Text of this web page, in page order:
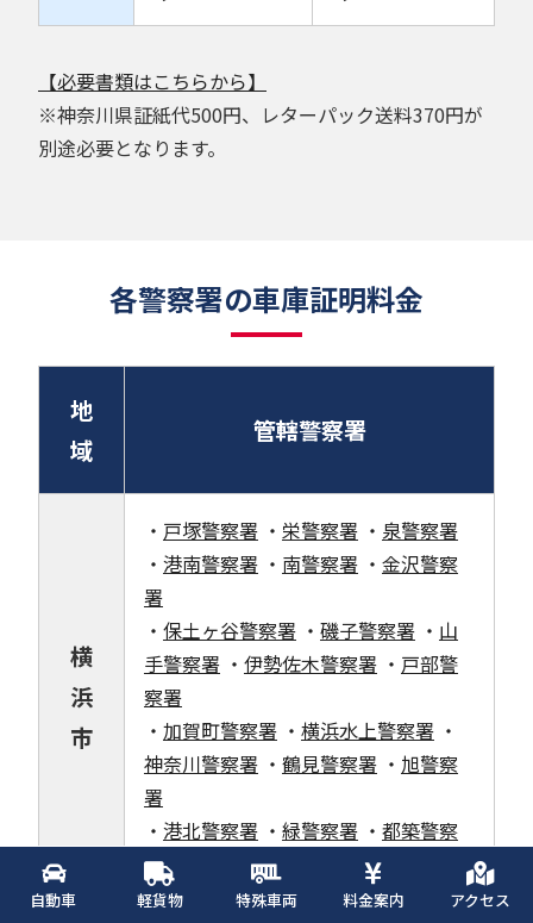
自動車 軽貨物 特殊車両 料金案内 アクセス
【必要書類はこちらから】
※神奈川県証紙代500円、レターパック送料370円が
別途必要となります。
各警察署の車庫証明料金
地
域
管轄警察署
横
浜
市
・ 戸塚警察署 ・ 栄警察署 ・ 泉警察署
・ 港南警察署 ・ 南警察署 ・ 金沢警察
署
・ 保土ヶ谷警察署 ・ 磯子警察署 ・ 山
手警察署 ・ 伊勢佐木警察署 ・ 戸部警
察署
・ 加賀町警察署 ・ 横浜水上警察署 ・
神奈川警察署 ・ 鶴見警察署 ・ 旭警察
署
・ 港北警察署 ・ 緑警察署 ・ 都築警察
署・ 瀬谷警察署